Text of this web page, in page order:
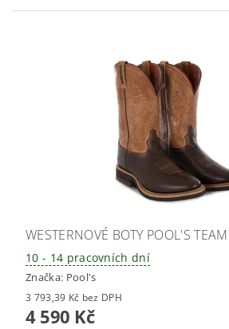
WESTERNOVÉ BOTY POOL'S
10 - 14 pracovních dní
Značka: Pool's
3 793,39 Kč bez DPH
4 590 Kč